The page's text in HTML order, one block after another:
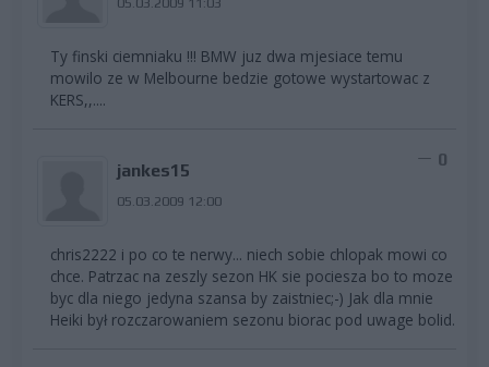
Ty finski ciemniaku !!! BMW juz dwa mjesiace temu
mowilo ze w Melbourne bedzie gotowe wystartowac z
KERS,,....
jankes15
05.03.2009 12:00
0
chris2222 i po co te nerwy... niech sobie chlopak mowi co
chce. Patrzac na zeszly sezon HK sie pociesza bo to moze
byc dla niego jedyna szansa by zaistniec;-) Jak dla mnie
Heiki był rozczarowaniem sezonu biorac pod uwage bolid.